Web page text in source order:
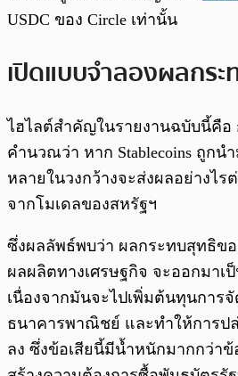
USDC ของ Circle เท่านั้น
เปิดแบบจำลองผลกระ
ไฮไลต์สำคัญในรายงานฉบับนี้คือ
คำนวณว่า หาก Stablecoins ถูกน
หลายในวงกว้างจะส่งผลอย่างไร
จากโมเดลของสหรัฐฯ
ซึ่งผลลัพธ์พบว่า ผลกระทบสุทธิขอ
ผลผลิตทางเศรษฐกิจ จะออกมาเ
เนื่องจากมันจะไปเพิ่มต้นทุนการ
ธนาคารพาณิชย์ และทำให้การป
ลง ซึ่งข้อเสียนี้มีน้ำหนักมากกว่า